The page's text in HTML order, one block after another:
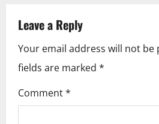
a
v
i
g
Leave a Reply
Your email address will not be
fields are marked *
Comment*